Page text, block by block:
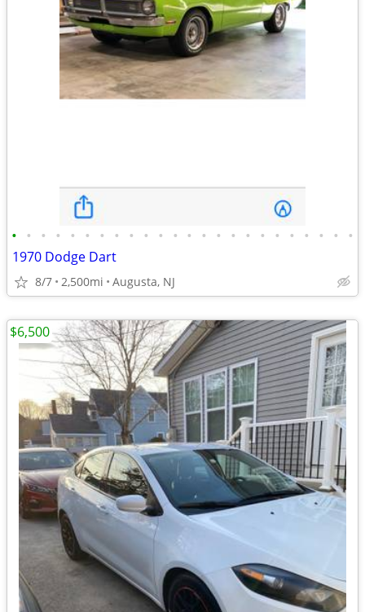
• • • • • • • • • • • • • • • • • • • • • • • •
1970 Dodge Dart
8/7 2,500mi Augusta, NJ
$6,500